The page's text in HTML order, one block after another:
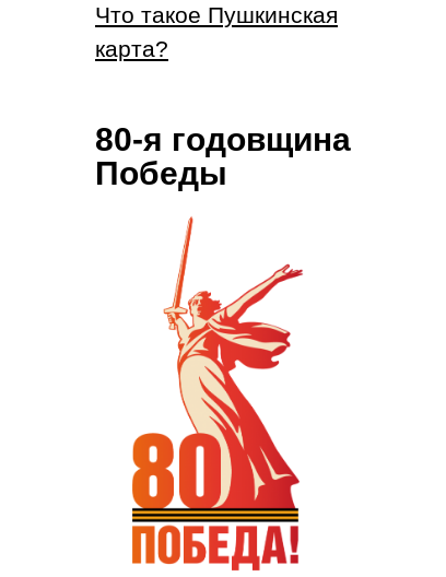
Что такое Пушкинская
карта?
80-я годовщина
Победы